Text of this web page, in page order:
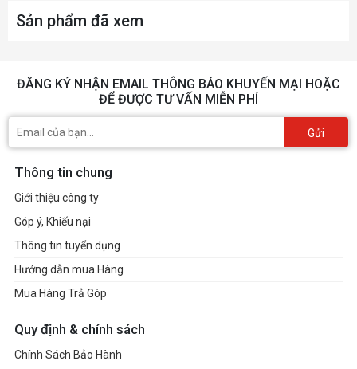
Sản phẩm đã xem
ĐĂNG KÝ NHẬN EMAIL THÔNG BÁO KHUYẾN MẠI HOẶC
ĐỂ ĐƯỢC TƯ VẤN MIỄN PHÍ
Gửi
Thông tin chung
Giới thiệu công ty
Góp ý, Khiếu nại
Thông tin tuyển dụng
Hướng dẫn mua Hàng
Mua Hàng Trả Góp
Quy định & chính sách
Chính Sách Bảo Hành